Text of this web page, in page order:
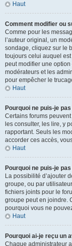
Haut
Comment modifier ou
Comme pour les
l’auteur original, un
sondage, cliquez sur le
toujours celui auquel est
peut modifier une
modérateurs et les
pour empêcher le
Haut
Pourquoi ne puis-je
Certains forums
les consulter, les lire, y
rapportant. Seuls les
accorder ces accès,
Haut
Pourquoi ne puis-je
La possibilité d’ajouter
groupe, ou par
fichiers joints pour le
groupe peut en joindre.
pourquoi vous ne
Haut
Pourquoi ai-je reçu un
Chaque administrateur